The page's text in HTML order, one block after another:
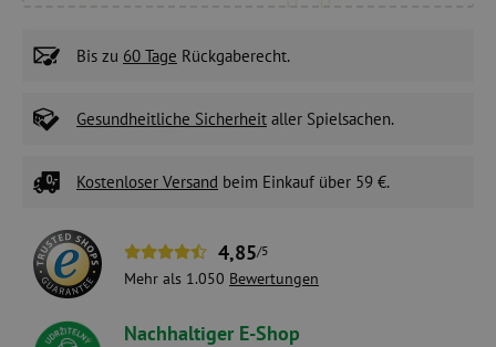
Bis zu 60 Tage Rückgaberecht.
Gesundheitliche Sicherheit aller Spielsachen.
Kostenloser Versand beim Einkauf über 59 €.
4,85/5
Mehr als 1.050 Bewertungen
Nachhaltiger E-Shop